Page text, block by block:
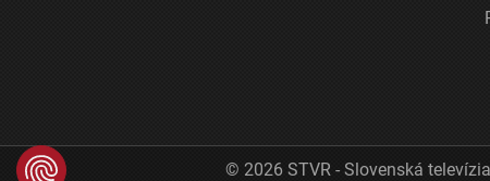
© 2026 STVR - Slovenská